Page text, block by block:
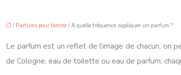
/ Parfums pour femme / A quelle fréquence appliquer un parfum ?
Le parfum est un reflet de l’image de chacun, on
de Cologne, eau de toilette ou eau de parfum,